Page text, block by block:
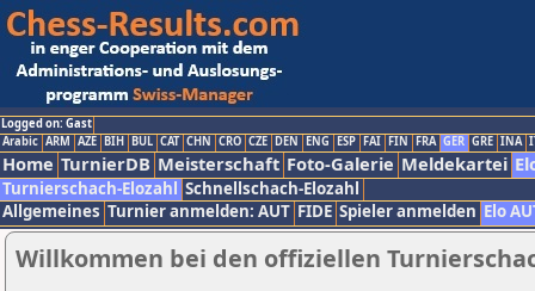
Logged on: Gast
Arabic ARM AZE BIH BUL CAT CHN CRO CZE DEN ENG ESP FAI FIN FRA GER GRE INA
Home TurnierDB Meisterschaft Foto-Galerie Meldekartei
Turnierschach-Elozahl Schnellschach-Elozahl
Allgemeines Turnier anmelden: AUT FIDE Spieler anmelden Elo
Willkommen bei den offiziellen